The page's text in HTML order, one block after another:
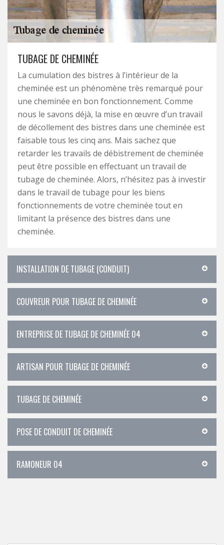
TUBAGE DE CHEMINÉE
La cumulation des bistres à l’intérieur de la
cheminée est un phénomène très remarqué pour
une cheminée en bon fonctionnement. Comme
nous le savons déjà, la mise en œuvre d’un travail
de décollement des bistres dans une cheminée est
faisable tous les cinq ans. Mais sachez que
retarder les travails de débistrement de cheminée
peut être possible en effectuant un travail de
tubage de cheminée. Alors, n’hésitez pas à investir
dans le travail de tubage pour les biens
fonctionnements de votre cheminée tout en
limitant la présence des bistres dans une
cheminée.
INSTALLATION DE TUBAGE (CONDUIT)
COUVREUR POUR TUBAGE DE CHEMINÉE
ENTREPRISE DE TUBAGE DE CHEMINÉE 04
ARTISAN POUR TUBAGE DE CHEMINÉE
TUBAGE DE CHEMINÉE
POSE DE CONDUIT DE CHEMINÉE
RAMONEUR 04